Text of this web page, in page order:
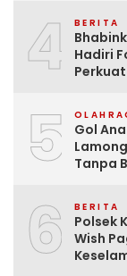
4 BERITA
Hadiri
5
Gol
Tanpa
6 BERITA
Polsek
Wish